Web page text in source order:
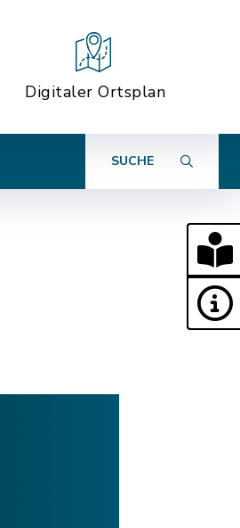
Digitaler Ortsplan
SUCHE